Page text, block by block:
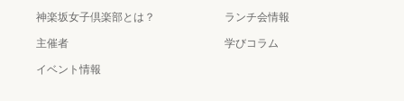
神楽坂女子倶楽部とは？
主催者
イベント情報
ランチ会情報
学びコラム